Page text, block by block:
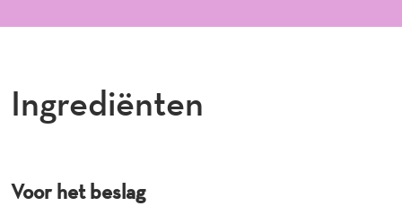
Ingrediënten
Voor het beslag